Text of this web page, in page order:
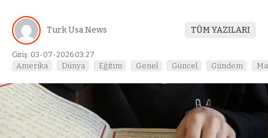
Turk Usa News TÜM YAZILARI
Giriş: 03-07-2026 03:27
Amerika Dünya Eğitim Genel Güncel Gündem